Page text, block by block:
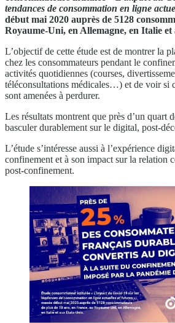
tendances de consommation en ligne
début mai 2020 auprès de 5128
Royaume-Uni, en Allemagne, en Italie
L’objectif de cette étude est de montrer la
chez les consommateurs pendant le
activités quotidiennes (courses,
téléconsultations médicales…) et de voir si
sont amenées à perdurer.
Les résultats montrent que près d’un quart
basculer durablement sur le digital, post-
L’étude s’intéresse aussi à l’expérience
confinement et à son impact sur la relation
post-confinement.